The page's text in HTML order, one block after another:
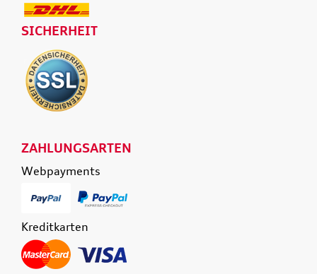
SICHERHEIT
ZAHLUNGSARTEN
Webpayments
Kreditkarten